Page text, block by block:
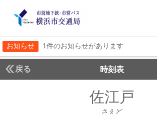
お知らせ 1件のお知らせがあります
戻る 時刻表
佐江戸
さえど